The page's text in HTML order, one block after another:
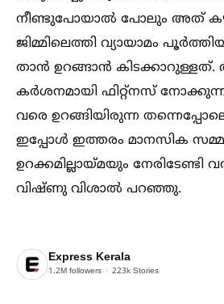
നീണ്ടുപോയാല്‍ പോലും അത്
ജിമ്മിലെത്തി വ്യായാമം
താൻ ഉറങ്ങാൻ
കർശനമായി ഫിറ്റ്നസ്
വരെ ഉറങ്ങിയിരുന്ന
ഇപ്പോള്‍ ഇത്തരം മാനസിക
ഉറക്കമില്ലായ്മയും നേരിടേണ്ടി
വിഷ്ണു വിശാല്‍ പറഞ്ഞു.
Express Kerala
1.2M followers 223k Stories